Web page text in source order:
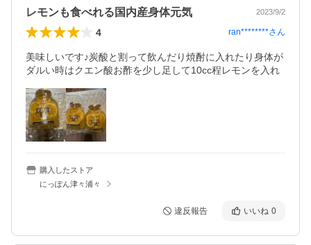
レモンも食べれる国内産身体元気 2023/9/2
4 ran********さん
美味しいです♪炭酸と割って飲んだり焼酎に入れたり身体が
ダルい時はクエン酸お酢を少し足して10cc程レモンを入れ
購入したストア
にっぽん津々浦々
違反報告 いいね 0